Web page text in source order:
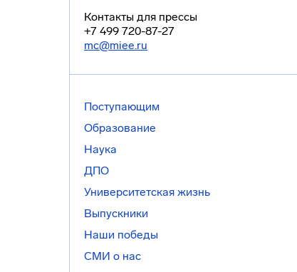
Контакты для прессы
+7 499 720-87-27
mc@miee.ru
Поступающим
Образование
Наука
ДПО
Университетская жизнь
Выпускники
Наши победы
СМИ о нас